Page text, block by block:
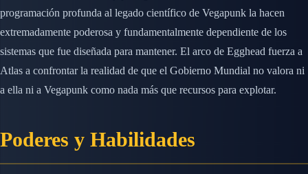
programación profunda al legado científico de Vegapunk la hacen
extremadamente poderosa y fundamentalmente dependiente de los
sistemas que fue diseñada para mantener. El arco de Egghead fuerza a
Atlas a confrontar la realidad de que el Gobierno Mundial no valora ni
a ella ni a Vegapunk como nada más que recursos para explotar.
Poderes y Habilidades